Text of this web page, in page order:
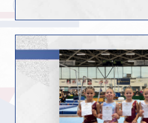
Gratulálunk a csapat
edzőiknek, Szűcs Nicoleta
segítik a legkisebbeket az első